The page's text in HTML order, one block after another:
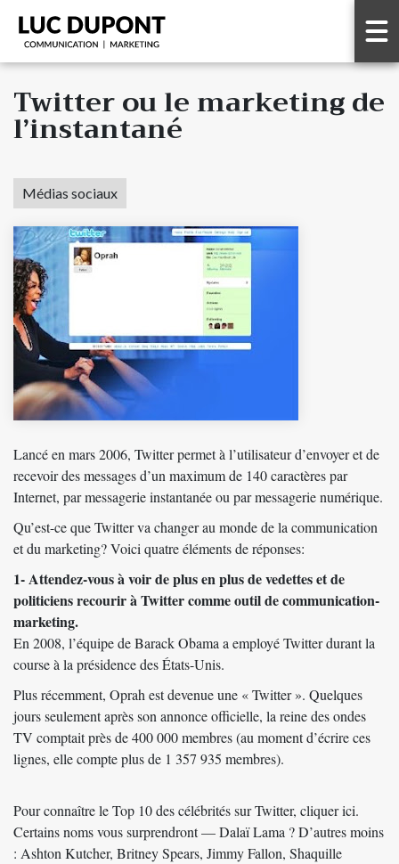
Twitter ou le marketing de
l’instantané
Médias sociaux
Lancé en mars 2006, Twitter permet à l’utilisateur d’envoyer et de
recevoir des messages d’un maximum de 140 caractères par
Internet, par messagerie instantanée ou par messagerie numérique.
Qu’est-ce que Twitter va changer au monde de la communication
et du marketing? Voici quatre éléments de réponses:
1- Attendez-vous à voir de plus en plus de vedettes et de
politiciens recourir à Twitter comme outil de communication-
marketing.
En 2008, l’équipe de Barack Obama a employé Twitter durant la
course à la présidence des États-Unis.
Plus récemment, Oprah est devenue une « Twitter ». Quelques
jours seulement après son annonce officielle, la reine des ondes
TV comptait près de 400 000 membres (au moment d’écrire ces
lignes, elle compte plus de 1 357 935 membres).
Pour connaître le Top 10 des célébrités sur Twitter, cliquer ici.
Certains noms vous surprendront — Dalaï Lama ? D’autres moins
: Ashton Kutcher, Britney Spears, Jimmy Fallon, Shaquille